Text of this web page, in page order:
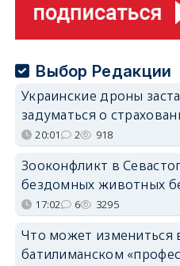
Выбор Редакции
Украинские дроны
задуматься о
20:01 2 918
Зооконфликт в
бездомных животных
17:02 6 3295
Что может измениться
батилиманском